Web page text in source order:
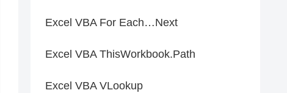
Excel VBA For Each…Next
Excel VBA ThisWorkbook.Path
Excel VBA VLookup